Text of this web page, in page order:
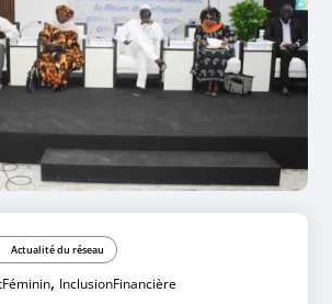
Actualité du réseau
, InclusionFinancière